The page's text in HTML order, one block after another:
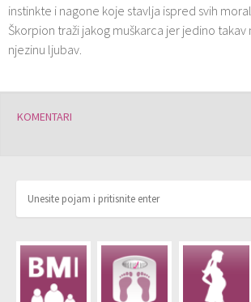
instinkte i nagone koje stavlja ispred svih
Škorpion traži jakog muškarca jer jedino takav
njezinu ljubav.
KOMENTARI